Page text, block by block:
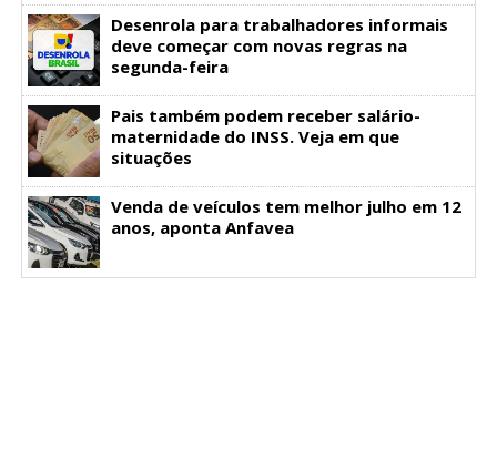
Desenrola para trabalhadores informais
deve começar com novas regras na
segunda-feira
Pais também podem receber salário-
maternidade do INSS. Veja em que
situações
Venda de veículos tem melhor julho em 12
anos, aponta Anfavea